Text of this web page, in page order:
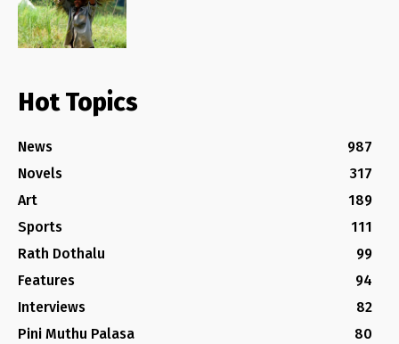
Hot Topics
News
987
Novels
317
Art
189
Sports
111
Rath Dothalu
99
Features
94
Interviews
82
Pini Muthu Palasa
80